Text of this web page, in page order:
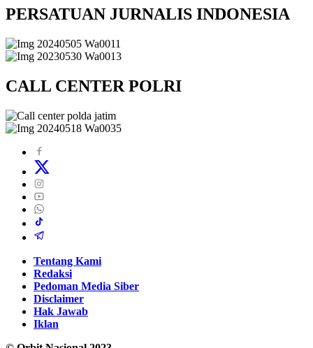
PERSATUAN JURNALIS INDONESIA
CALL CENTER POLRI
Tentang Kami
Redaksi
Pedoman Media Siber
Disclaimer
Hak Jawab
Iklan